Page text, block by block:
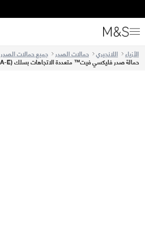
الأزياء اللانجيري حمالات الصدر جميع حمالات الصدر
حمالة صدر فليكسي فيت™ متعددة الاتجاهات بسلك (A-E)